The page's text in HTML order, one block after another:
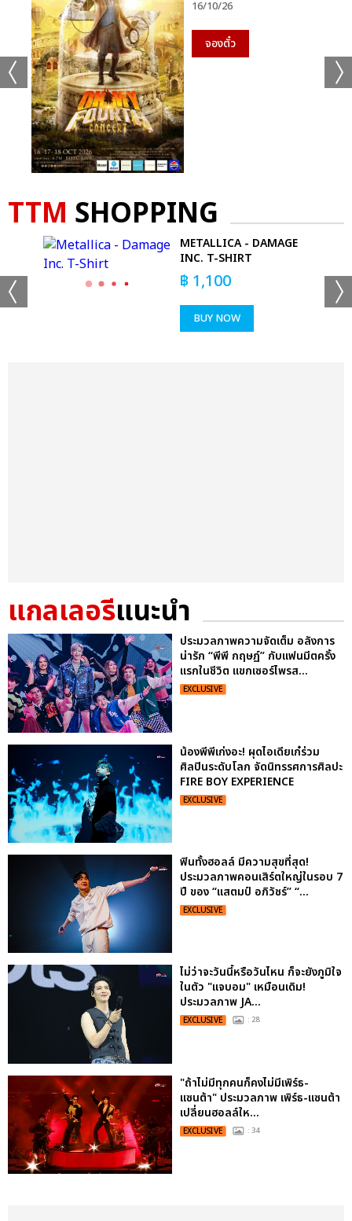
16/10/26
จองตั๋ว
TTM SHOPPING
METALLICA - DAMAGE
INC. T-SHIRT
฿ 1,100
BUY NOW
แกลเลอรีแนะนำ
ประมวลภาพความจัดเต็ม อลังการ
น่ารัก “พีพี กฤษฏ์” กับแฟนมีตครั้ง
แรกในชีวิต แขกเซอร์ไพรส...
EXCLUSIVE
น้องพีพีเก่งอะ! ผุดไอเดียเก๋ร่วม
ศิลปินระดับโลก จัดนิทรรศการศิลปะ
FIRE BOY EXPERIENCE
EXCLUSIVE
ฟินทั้งฮอลล์ มีความสุขที่สุด!
ประมวลภาพคอนเสิร์ตใหญ่ในรอบ 7
ปี ของ “แสตมป์ อภิวัชร์” “...
EXCLUSIVE
ไม่ว่าจะวันนี้หรือวันไหน ก็จะยังภูมิใจ
ในตัว "แจบอม" เหมือนเดิม!
ประมวลภาพ JA...
EXCLUSIVE : 28
"ถ้าไม่มีทุกคนก็คงไม่มีเพิร์ธ-
แซนต้า" ประมวลภาพ เพิร์ธ-แซนต้า
เปลี่ยนฮอลล์ให...
EXCLUSIVE : 34